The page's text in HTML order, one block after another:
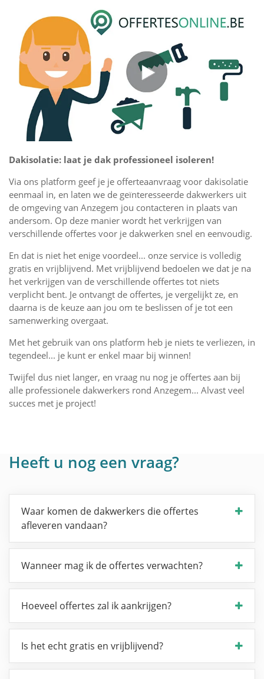
Dakisolatie: laat je dak professioneel isoleren!
Via ons platform geef je je offerteaanvraag voor dakisolatie
eenmaal in, en laten we de geïnteresseerde dakwerkers uit
de omgeving van Anzegem jou contacteren in plaats van
andersom. Op deze manier wordt het verkrijgen van
verschillende offertes voor je dakwerken snel en eenvoudig.
En dat is niet het enige voordeel... onze service is volledig
gratis en vrijblijvend. Met vrijblijvend bedoelen we dat je na
het verkrijgen van de verschillende offertes tot niets
verplicht bent. Je ontvangt de offertes, je vergelijkt ze, en
daarna is de keuze aan jou om te beslissen of je tot een
samenwerking overgaat.
Met het gebruik van ons platform heb je niets te verliezen, in
tegendeel... je kunt er enkel maar bij winnen!
Twijfel dus niet langer, en vraag nu nog je offertes aan bij
alle professionele dakwerkers rond Anzegem... Alvast veel
succes met je project!
Heeft u nog een vraag?
Waar komen de dakwerkers die offertes
afleveren vandaan?
Wanneer mag ik de offertes verwachten?
Hoeveel offertes zal ik aankrijgen?
Is het echt gratis en vrijblijvend?